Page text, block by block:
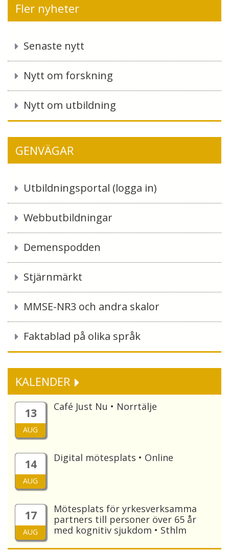
b
Fler nyheter
Senaste nytt
Nytt om forskning
Nytt om utbildning
GENVÄGAR
Utbildningsportal (logga in)
Webbutbildningar
Demenspodden
Stjärnmärkt
MMSE-NR3 och andra skalor
Faktablad på olika språk
KALENDER
13
AUG
Café Just Nu • Norrtälje
14
AUG
Digital mötesplats • Online
17
AUG
Mötesplats för yrkesverksamma
partners till personer över 65 år
med kognitiv sjukdom • Sthlm